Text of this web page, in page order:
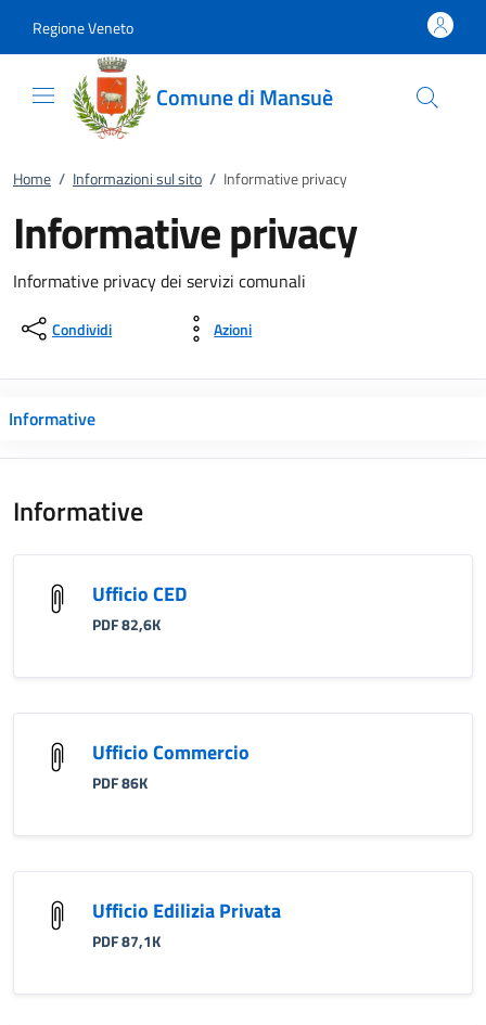
Regione Veneto
Comune di Mansuè
Home / Informazioni sul sito / Informative privacy
Informative privacy
Informative privacy dei servizi comunali
Condividi Azioni
Informative
Informative
Ufficio CED
PDF 82,6K
Ufficio Commercio
PDF 86K
Ufficio Edilizia Privata
PDF 87,1K